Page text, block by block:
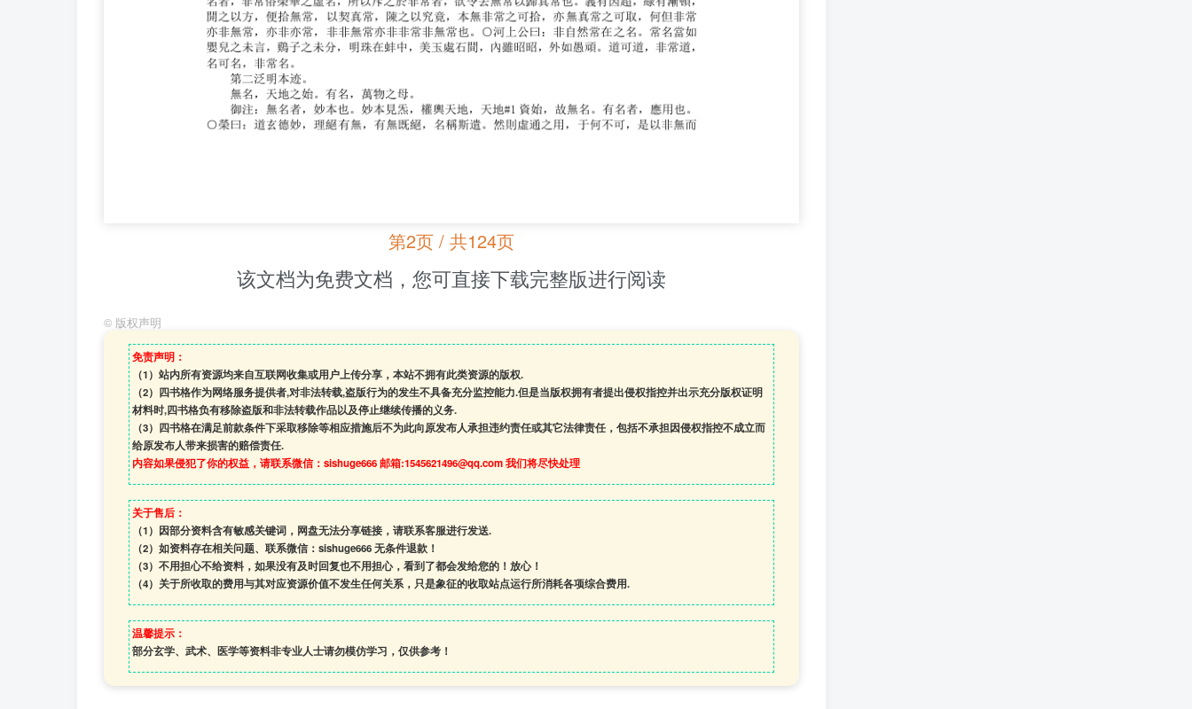
第2页 / 共124页
该文档为免费文档，您可直接下载完整版进行阅读
© 版权声明
免责声明：
（1）站内所有资源均来自互联网收集或用户上传分享，本站不拥有此类资源的版权.
（2）四书格作为网络服务提供者,对非法转载,盗版行为的发生不具备充分监控能力.但是当版权拥有者提出侵权指控并出示充分版权证明
材料时,四书格负有移除盗版和非法转载作品以及停止继续传播的义务.
（3）四书格在满足前款条件下采取移除等相应措施后不为此向原发布人承担违约责任或其它法律责任，包括不承担因侵权指控不成立而
给原发布人带来损害的赔偿责任.
内容如果侵犯了你的权益，请联系微信：sishuge666 邮箱:1545621496@qq.com 我们将尽快处理
关于售后：
（1）因部分资料含有敏感关键词，网盘无法分享链接，请联系客服进行发送.
（2）如资料存在相关问题、联系微信：sishuge666 无条件退款！
（3） 不用担心不给资料，如果没有及时回复也不用担心，看到了都会发给您的！放心！
（4） 关于所收取的费用与其对应资源价值不发生任何关系，只是象征的收取站点运行所消耗各项综合费用.
温馨提示：
部分玄学、武术、医学等资料非专业人士请勿模仿学习，仅供参考！